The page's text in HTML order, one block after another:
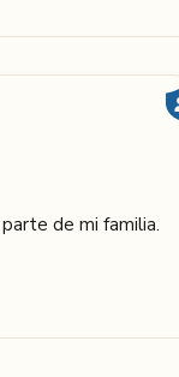
de mi familia.